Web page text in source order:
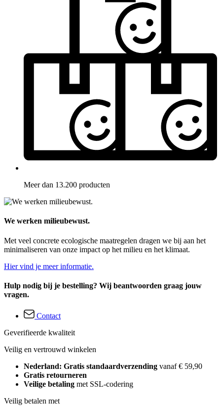
Meer dan 13.200 producten
We werken milieubewust.
Met veel concrete ecologische maatregelen dragen we bij aan het
minimaliseren van onze impact op het milieu en het klimaat.
Hier vind je meer informatie.
Hulp nodig bij je bestelling? Wij beantwoorden graag jouw
vragen.
Contact
Geverifieerde kwaliteit
Veilig en vertrouwd winkelen
Nederland: Gratis standaardverzending vanaf € 59,90
Gratis retourneren
Veilige betaling met SSL-codering
Veilig betalen met